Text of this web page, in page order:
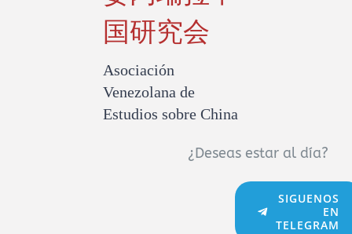
国研究会
Asociación
Venezolana de
Estudios sobre China
¿Deseas estar al día?
SIGUENOS
EN
TELEGRAM